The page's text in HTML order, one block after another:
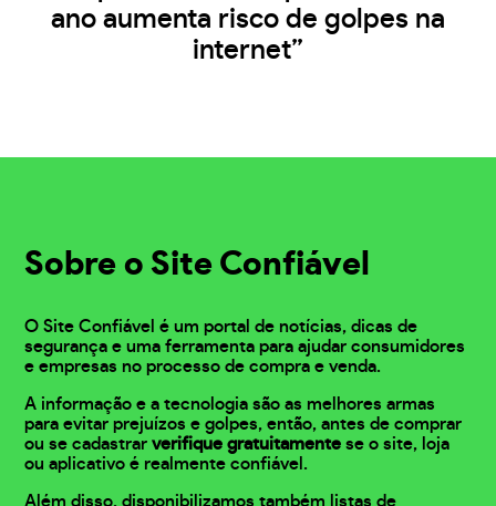
ano aumenta risco de golpes na
internet”
Sobre o Site Confiável
O Site Confiável é um portal de notícias, dicas de
segurança e uma ferramenta para ajudar consumidores
e empresas no processo de compra e venda.
A informação e a tecnologia são as melhores armas
para evitar prejuízos e golpes, então, antes de comprar
ou se cadastrarverifique gratuitamente se o site, loja
ou aplicativo é realmente confiável.
Além disso, disponibilizamos também listas de